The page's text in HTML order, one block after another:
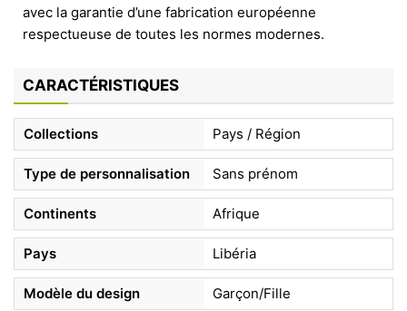
avec la garantie d’une fabrication européenne
respectueuse de toutes les normes modernes.
CARACTÉRISTIQUES
Collections Pays / Région
Type de personnalisation Sans prénom
Continents Afrique
Pays Libéria
Modèle du design Garçon/Fille